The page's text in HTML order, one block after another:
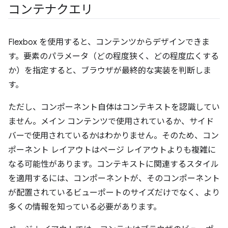
コンテナクエリ
Flexbox を使用すると、コンテンツからデザインできま
す。要素のパラメータ（どの程度狭く、どの程度広くする
か）を指定すると、ブラウザが最終的な実装を判断しま
す。
ただし、コンポーネント自体はコンテキストを認識してい
ません。メイン コンテンツで使用されているか、サイド
バーで使用されているかはわかりません。そのため、コン
ポーネント レイアウトはページ レイアウトよりも複雑に
なる可能性があります。コンテキストに関連するスタイル
を適用するには、コンポーネントが、そのコンポーネント
が配置されているビューポートのサイズだけでなく、より
多くの情報を知っている必要があります。